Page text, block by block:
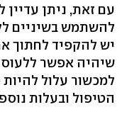
עם זאת, ניתן
להשתמש בשיניים
יש להקפיד לחתוך
שיהיה אפשר ללעוס
למכשור עלול
הטיפול ובעלות